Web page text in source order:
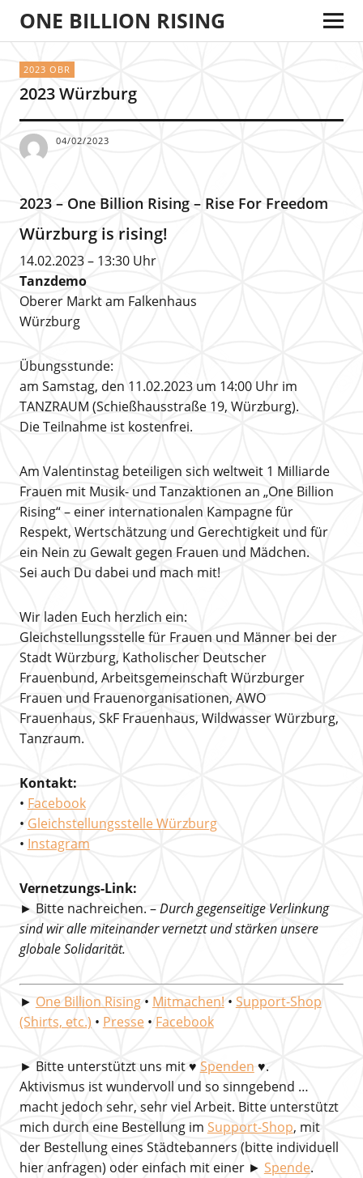
ONE BILLION RISING
2023 OBR
2023 Würzburg
04/02/2023
2023 – One Billion Rising – Rise For Freedom
Würzburg is rising!
14.02.2023 – 13:30 Uhr
Tanzdemo
Oberer Markt am Falkenhaus
Würzburg
Übungsstunde:
am Samstag, den 11.02.2023 um 14:00 Uhr im
TANZRAUM (Schießhausstraße 19, Würzburg).
Die Teilnahme ist kostenfrei.
Am Valentinstag beteiligen sich weltweit 1 Milliarde
Frauen mit Musik- und Tanzaktionen an „One Billion
Rising“ – einer internationalen Kampagne für
Respekt, Wertschätzung und Gerechtigkeit und für
ein Nein zu Gewalt gegen Frauen und Mädchen.
Sei auch Du dabei und mach mit!
Wir laden Euch herzlich ein:
Gleichstellungsstelle für Frauen und Männer bei der
Stadt Würzburg, Katholischer Deutscher
Frauenbund, Arbeitsgemeinschaft Würzburger
Frauen und Frauenorganisationen, AWO
Frauenhaus, SkF Frauenhaus, Wildwasser Würzburg,
Tanzraum.
Kontakt:
• Facebook
• Gleichstellungsstelle Würzburg
• Instagram
Vernetzungs-Link:
► Bitte nachreichen. –Durch gegenseitige Verlinkung
sind wir alle miteinander vernetzt und stärken unsere
globale Solidarität.
► One Billion Rising• Mitmachen! • Support-Shop
(Shirts, etc.) • Presse • Facebook
► Bitte unterstützt uns mit♥ Spenden ♥.
Aktivismus ist wundervoll und so sinngebend …
macht jedoch sehr, sehr viel Arbeit. Bitte unterstützt
mich durch eine Bestellung im Support-Shop, mit
der Bestellung eines Städtebanners (bitte individuell
hier anfragen) oder einfach mit einer ► Spende.